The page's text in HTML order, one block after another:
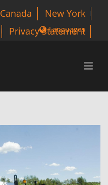
Canada
New York
Privacy Statement
Languages